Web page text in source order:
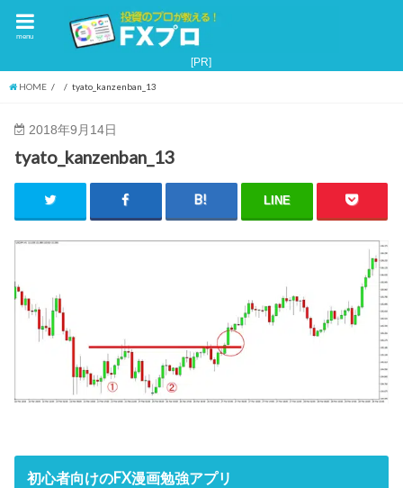
menu
HOME tyato_kanzenban_13
2018年9月14日
tyato_kanzenban_13
LINE
初心者向けのFX漫画勉強アプリ